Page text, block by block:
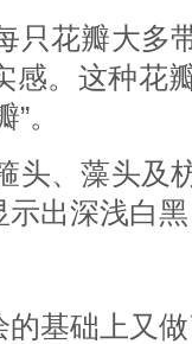
只花瓣大多
感。这种花
。
头、藻头及
出深浅白
基础上又